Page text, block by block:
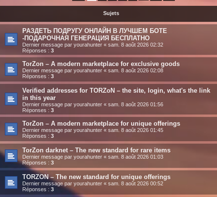
c
Sujets
РАЗДЕТЬ ПОДРУГУ ОНЛАЙН В ЛУЧШЕМ БОТЕ
-ПОДАРОЧНАЯ ГЕНЕРАЦИЯ БЕСПЛАТНО
Dernier message par yourahunter « sam. 8 août 2026 02:32
Réponses : 3
TorZon – A modern marketplace for exclusive goods
Dernier message par yourahunter « sam. 8 août 2026 02:08
Réponses : 3
Verified addresses for TORZoN – the site, login, what's the link
in this year
Dernier message par yourahunter « sam. 8 août 2026 01:56
Réponses : 3
TorZon – A modern marketplace for unique offerings
Dernier message par yourahunter « sam. 8 août 2026 01:45
Réponses : 3
TorZon darknet – The new standard for rare items
Dernier message par yourahunter « sam. 8 août 2026 01:03
Réponses : 3
ТОRZON – The new standard for unique offerings
Dernier message par yourahunter « sam. 8 août 2026 00:52
Réponses : 3